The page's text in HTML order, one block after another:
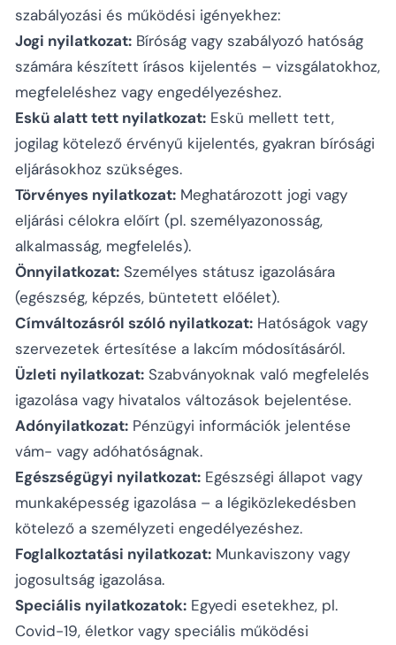
szabályozási és működési igényekhez:
Jogi nyilatkozat: Bíróság vagy szabályozó hatóság
számára készített írásos kijelentés – vizsgálatokhoz,
megfeleléshez vagy engedélyezéshez.
Eskü alatt tett nyilatkozat: Eskü mellett tett,
jogilag kötelező érvényű kijelentés, gyakran bírósági
eljárásokhoz szükséges.
Törvényes nyilatkozat: Meghatározott jogi vagy
eljárási célokra előírt (pl. személyazonosság,
alkalmasság, megfelelés).
Önnyilatkozat: Személyes státusz igazolására
(egészség, képzés, büntetett előélet).
Címváltozásról szóló nyilatkozat: Hatóságok vagy
szervezetek értesítése a lakcím módosításáról.
Üzleti nyilatkozat: Szabványoknak való megfelelés
igazolása vagy hivatalos változások bejelentése.
Adónyilatkozat: Pénzügyi információk jelentése
vám- vagy adóhatóságnak.
Egészségügyi nyilatkozat: Egészségi állapot vagy
munkaképesség igazolása – a légiközlekedésben
kötelező a személyzeti engedélyezéshez.
Foglalkoztatási nyilatkozat: Munkaviszony vagy
jogosultság igazolása.
Speciális nyilatkozatok: Egyedi esetekhez, pl.
Covid-19, életkor vagy speciális működési